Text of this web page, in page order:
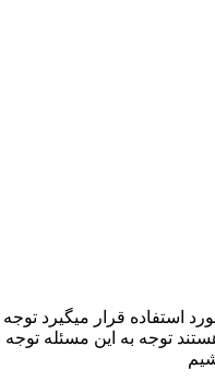
استفاده قرار میگیرد
توجه به این مسئله